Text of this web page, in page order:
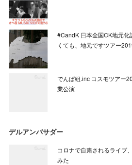
#CandK 日本全国CK地元化
くても、地元ですツアー
でんぱ組.inc コスモツアー
業公演
デルアンバサダー
コロナで自粛されるライブ
みた